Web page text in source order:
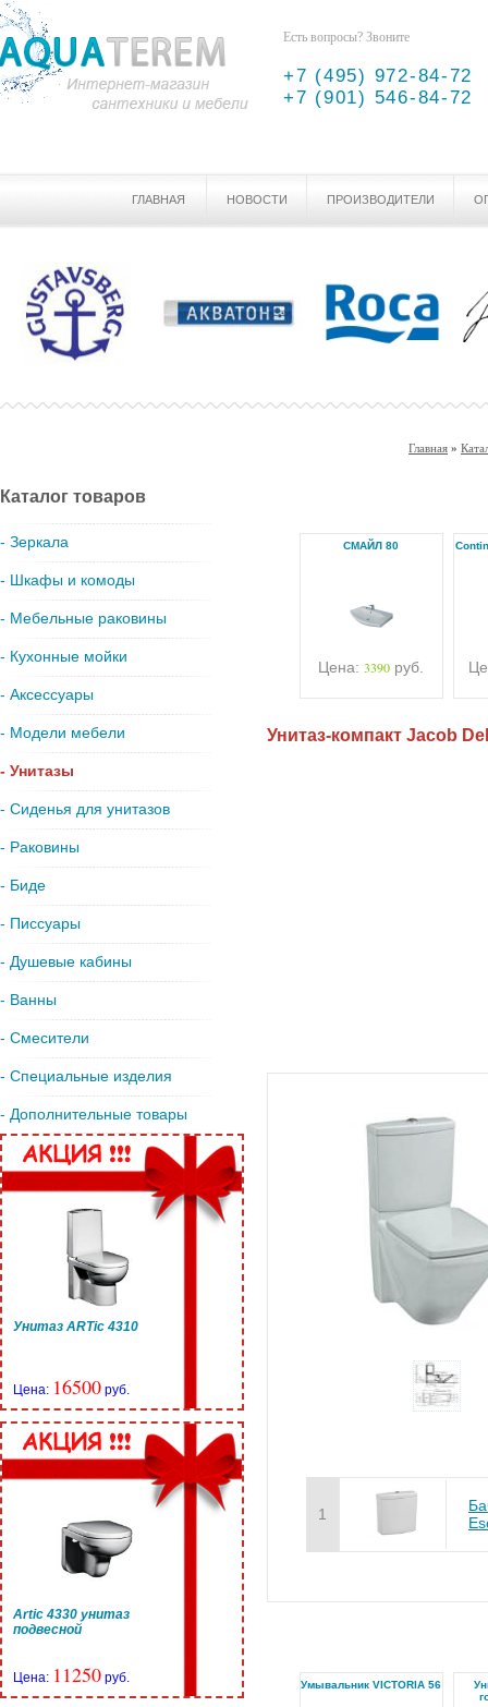
Есть вопросы? Звоните
+7 (495) 972-84-72
+7 (901) 546-84-72
ГЛАВНАЯ НОВОСТИ ПРОИЗВОДИТЕЛИ
Главная »
Каталог товаров
- Зеркала
- Шкафы и комоды
- Мебельные раковины
- Кухонные мойки
- Аксессуары
- Модели мебели
- Унитазы
- Сиденья для унитазов
- Раковины
- Биде
- Писсуары
- Душевые кабины
- Ванны
- Смесители
- Специальные изделия
- Дополнительные товары
Унитаз ARTic 4310
Цена: 16500 руб.
Artic 4330 унитаз
подвесной
Цена: 11250 руб.
СМАЙЛ 80
Цена: 3390 руб.
Унитаз-компакт Jacob
1
Умывальник VICTORIA 56